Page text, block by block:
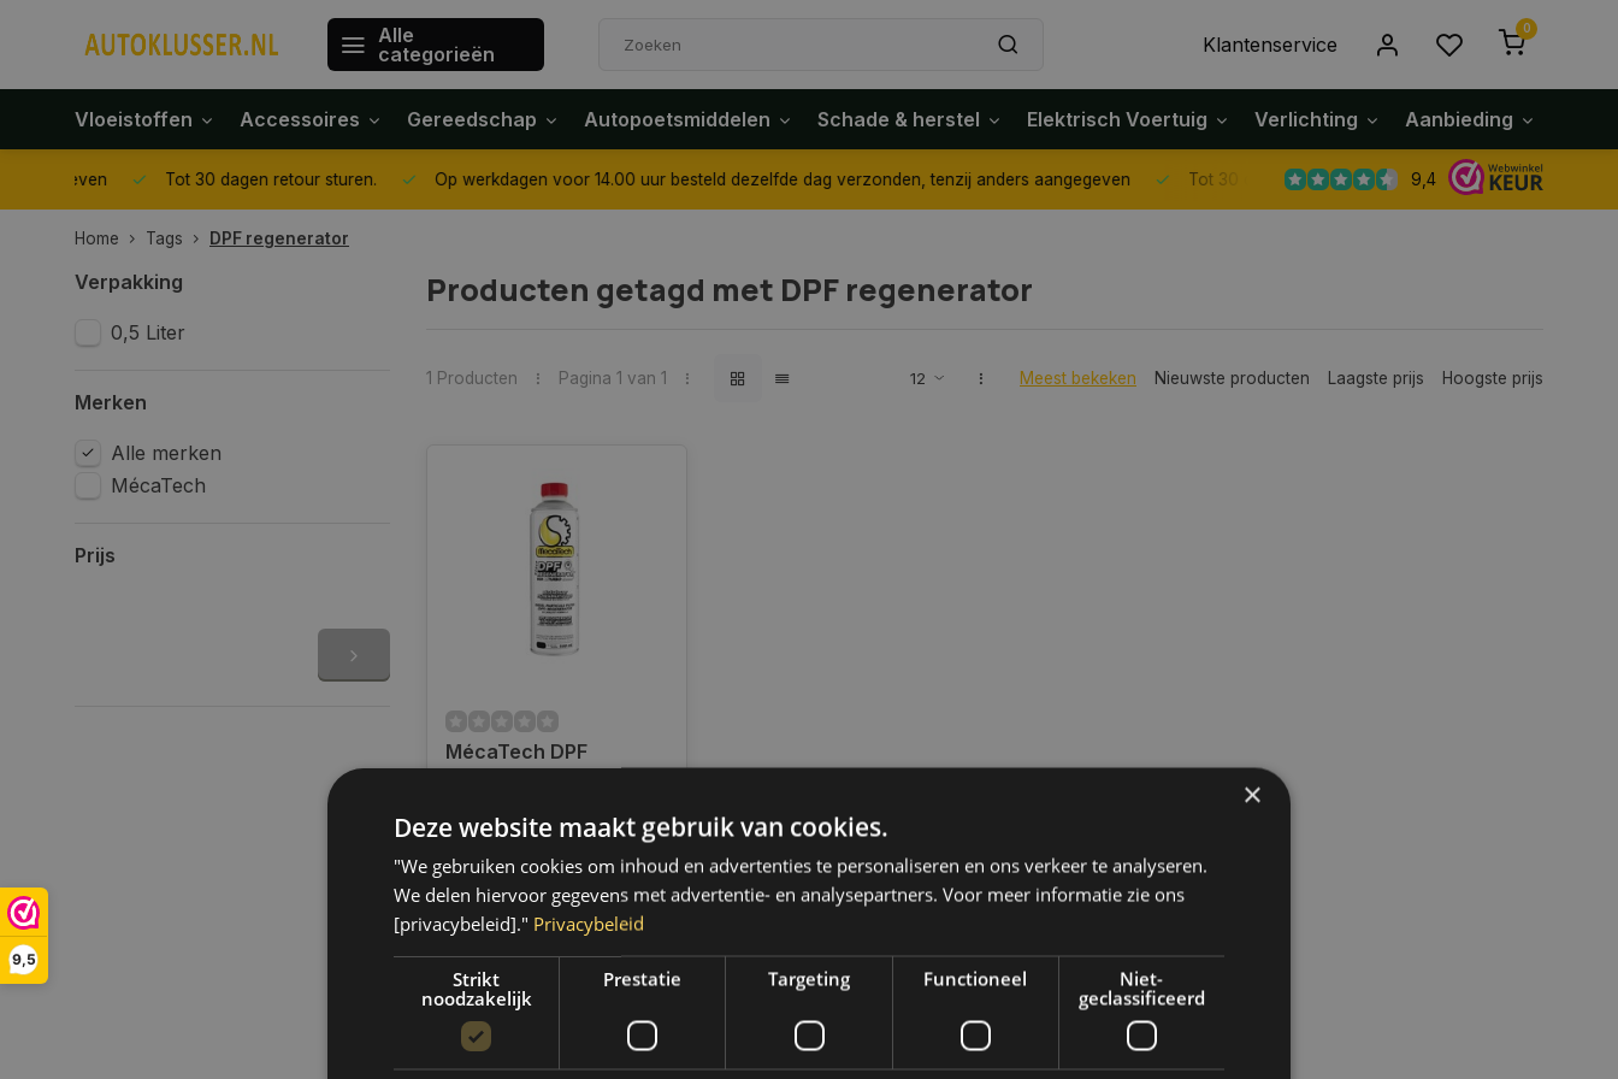
9,5
Alle
categorieën
Klantenservice
0
Vloeistoffen Accessoires Gereedschap Autopoetsmiddelen Schade & herstel Elektrisch Voertuig Verlichting Aanbieding
Tot 30 dagen retour sturen. Op werkdagen voor 14.00 uur besteld dezelfde dag verzonden, tenzij anders aangegeven Tot 30 dagen retour sturen. 9,4
Home Tags DPF regenerator
Verpakking
0,5 Liter
Merken
Alle merken
MécaTech
Prijs
Producten getagd met DPF regenerator
1 Producten Pagina 1 van 1 Meest bekeken Nieuwste producten Laagste prijs Hoogste prijs
MécaTech DPF
ML | MT019
Op voorraad
Op voorraad verzending
binnen 1 a 2 werkdagen.
Boven de 50,- gratis
verzending. (NL & BE)
€41,20
Vergelijk
×
Deze website maakt gebruik van cookies.
"We gebruiken cookies om inhoud en advertenties te personaliseren en ons verkeer te analyseren.
We delen hiervoor gegevens met advertentie- en analysepartners. Voor meer informatie zie ons
[privacybeleid]." Privacybeleid
Strikt
noodzakelijk
Prestatie Targeting Functioneel
Niet-
geclassificeerd